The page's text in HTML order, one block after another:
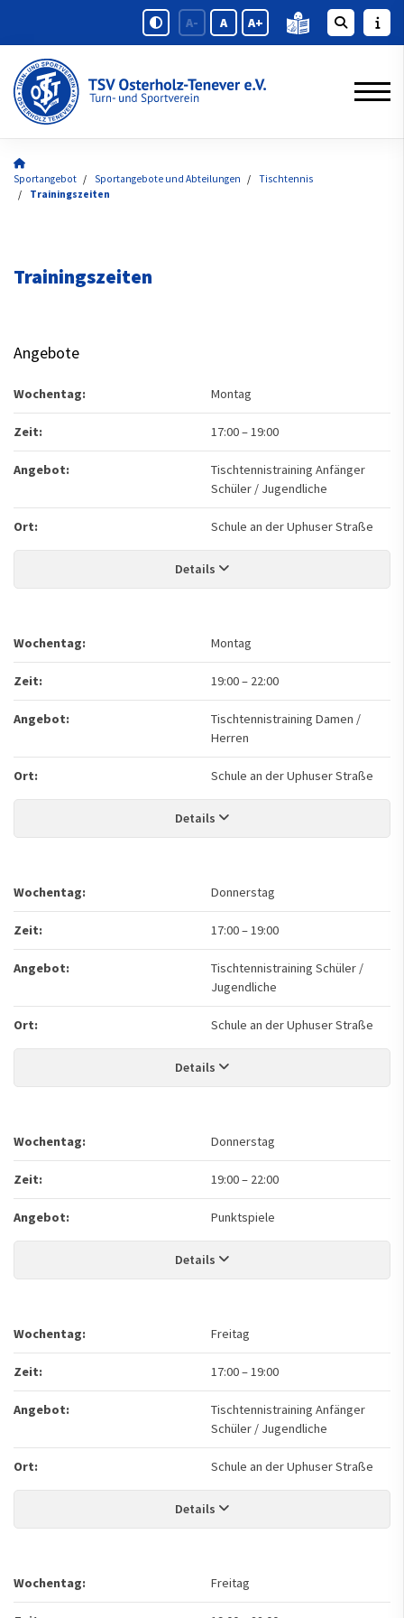
A- A A+
Sportangebot Sportangebote und Abteilungen
Tischtennis
Trainingszeiten
Trainingszeiten
Angebote
Wochentag: Montag
Zeit: 17:00–19:00
Angebot:
Tischtennistraining Anfänger
Schüler / Jugendliche
Ort: Schule an der Uphuser Straße
Details
Wochentag: Montag
Zeit: 19:00– 22:00
Angebot:
Tischtennistraining Damen /
Herren
Ort: Schule an der Uphuser Straße
Details
Wochentag: Donnerstag
Zeit: 17:00–19:00
Angebot:
Tischtennistraining Schüler /
Jugendliche
Ort: Schule an der Uphuser Straße
Details
Wochentag: Donnerstag
Zeit: 19:00– 22:00
Angebot: Punktspiele
Details
Wochentag: Freitag
Zeit: 17:00–19:00
Angebot:
Tischtennistraining Anfänger
Schüler / Jugendliche
Ort: Schule an der Uphuser Straße
Details
Wochentag: Freitag